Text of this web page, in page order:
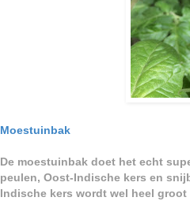
Moestuinbak
De moestuinbak doet het echt
peulen, Oost-Indische kers en
Indische kers wordt wel heel